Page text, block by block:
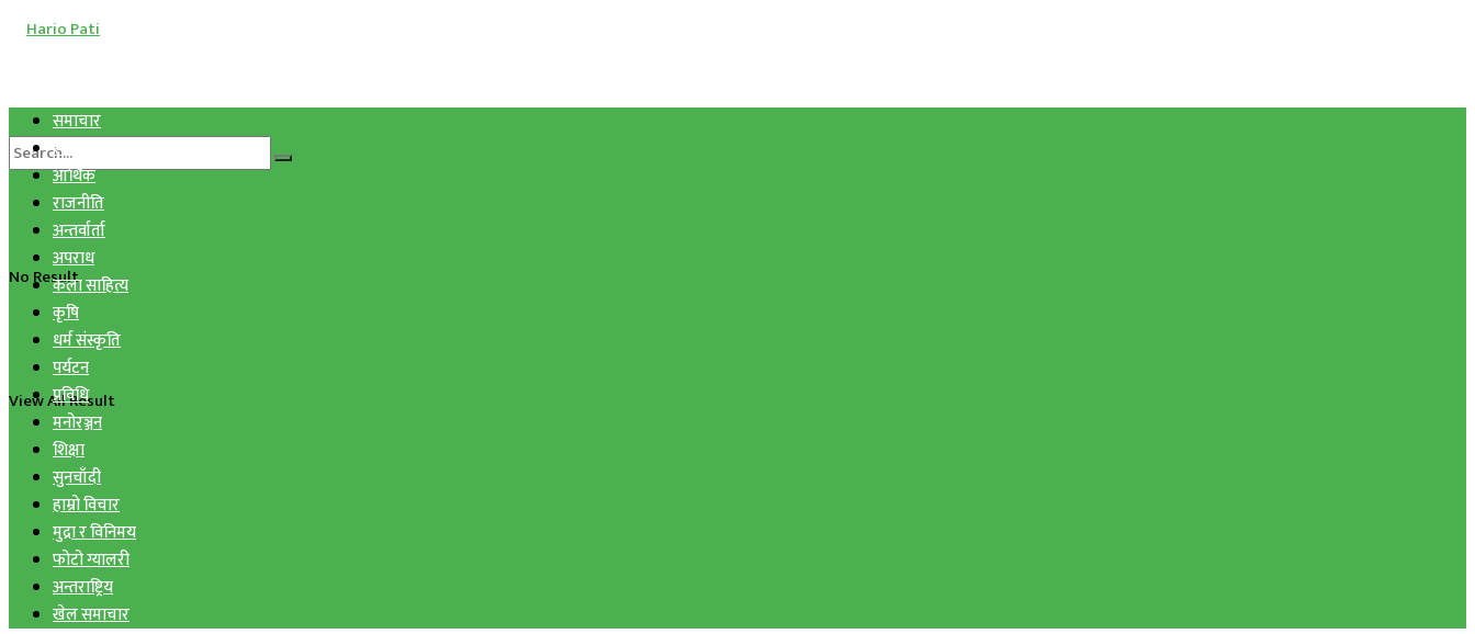
No Result
View All Result
समाचार
स्वास्थ्य
आर्थिक
राजनीति
अन्तर्वार्ता
अपराध
कला साहित्य
कृषि
धर्म संस्कृति
पर्यटन
प्रविधि
मनोरञ्जन
शिक्षा
सुनचाँदी
हाम्रो विचार
मुद्रा र विनिमय
फोटो ग्यालरी
अन्तराष्ट्रिय
खेल समाचार